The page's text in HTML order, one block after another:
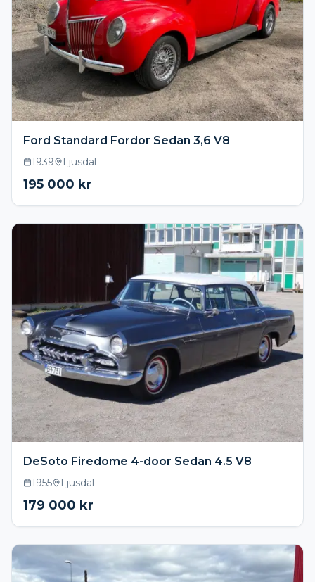
Ford Standard Fordor Sedan 3,6 V8
1939 Ljusdal
195 000 kr
DeSoto Firedome 4-door Sedan 4.5 V8
1955 Ljusdal
179 000 kr